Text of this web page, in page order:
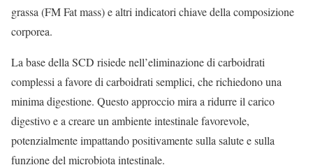
grassa (FM Fat mass) e altri indicatori chiave della composizione
corporea.
La base della SCD risiede nell’eliminazione di carboidrati
complessi a favore di carboidrati semplici, che richiedono una
minima digestione. Questo approccio mira a ridurre il carico
digestivo e a creare un ambiente intestinale favorevole,
potenzialmente impattando positivamente sulla salute e sulla
funzione del microbiota intestinale.